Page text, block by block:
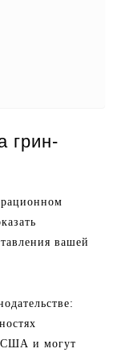
грин-
вашей
США и могут